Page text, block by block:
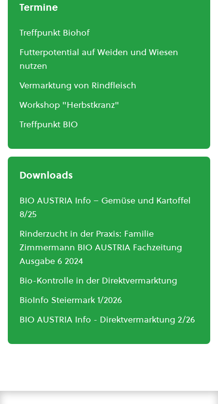
Termine
Treffpunkt Biohof
Futterpotential auf Weiden und Wiesen
nutzen
Vermarktung von Rindfleisch
Workshop "Herbstkranz"
Treffpunkt BIO
Downloads
BIO AUSTRIA Info – Gemüse und Kartoffel
8/25
Rinderzucht in der Praxis: Familie
Zimmermann BIO AUSTRIA Fachzeitung
Ausgabe 6 2024
Bio-Kontrolle in der Direktvermarktung
BioInfo Steiermark 1/2026
BIO AUSTRIA Info - Direktvermarktung 2/26